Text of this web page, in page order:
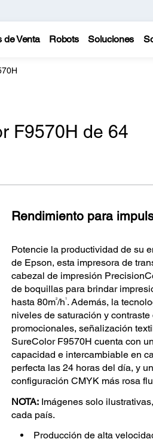
de Venta Robots Soluciones
F9570H de 64
Rendimiento para
Potencie la productividad de su
de Epson, esta impresora de
cabezal de impresión
de boquillas para brindar
hasta 80m2/h1. Además, la
niveles de saturación y
promocionales, señalización
SureColor F9570H cuenta con
capacidad e intercambiable en
perfecta las 24 horas del día, y
configuración CMYK más rosa
NOTA:Imágenes solo
cada país.
Producción de alta